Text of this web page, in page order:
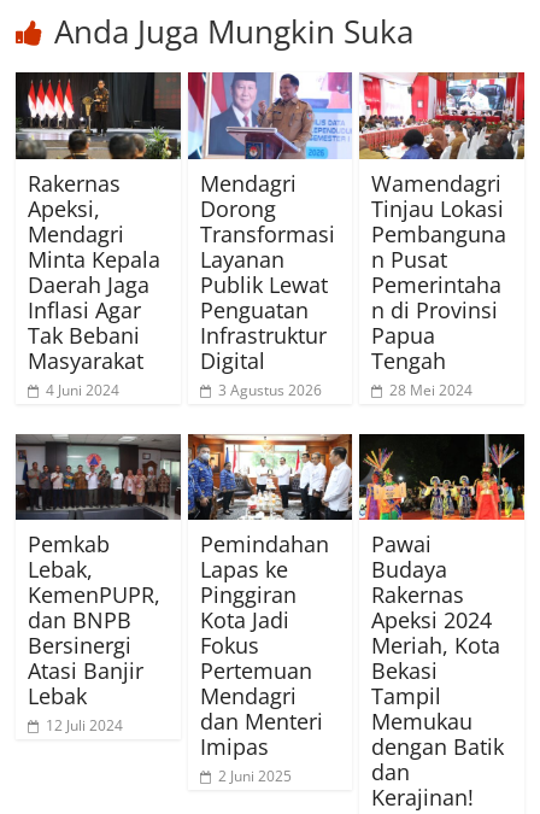
Anda Juga Mungkin Suka
Rakernas
Apeksi,
Mendagri
Minta Kepala
Daerah Jaga
Inflasi Agar
Tak Bebani
Masyarakat
4 Juni 2024
Mendagri
Dorong
Transformasi
Layanan
Publik Lewat
Penguatan
Infrastruktur
Digital
3 Agustus 2026
Wamendagri
Tinjau Lokasi
Pembanguna
n Pusat
Pemerintaha
n di Provinsi
Papua
Tengah
28 Mei 2024
Pemkab
Lebak,
KemenPUPR,
dan BNPB
Bersinergi
Atasi Banjir
Lebak
12 Juli 2024
Pemindahan
Lapas ke
Pinggiran
Kota Jadi
Fokus
Pertemuan
Mendagri
dan Menteri
Imipas
2 Juni 2025
Pawai
Budaya
Rakernas
Apeksi 2024
Meriah, Kota
Bekasi
Tampil
Memukau
dengan Batik
dan
Kerajinan!